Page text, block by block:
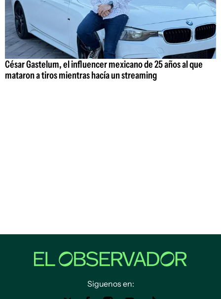
César Gastelum, el influencer mexicano de 25 años al que
mataron a tiros mientras hacía un streaming
Siguenos en: